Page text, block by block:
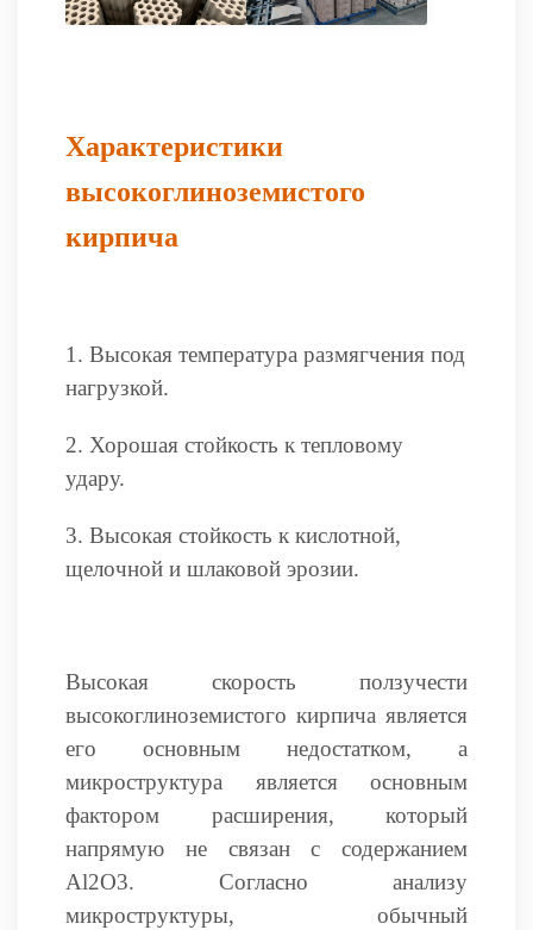
Характеристики
высокоглиноземистого
кирпича
1. Высокая температура размягчения под
нагрузкой.
2. Хорошая стойкость к тепловому
удару.
3. Высокая стойкость к кислотной,
щелочной и шлаковой эрозии.
Высокая скорость ползучести
высокоглиноземистого кирпича является
его основным недостатком, а
микроструктура является основным
фактором расширения, который
напрямую не связан с содержанием
Al2O3. Согласно анализу
микроструктуры, обычный